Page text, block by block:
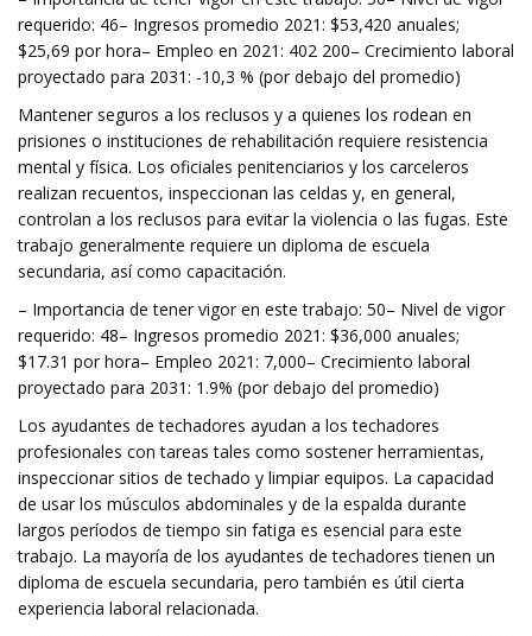
requerido: 46– Ingresos promedio 2021: $53,420 anuales;
$25,69 por hora– Empleo en 2021: 402 200– Crecimiento laboral
proyectado para 2031: -10,3 % (por debajo del promedio)
Mantener seguros a los reclusos y a quienes los rodean en
prisiones o instituciones de rehabilitación requiere resistencia
mental y física. Los oficiales penitenciarios y los carceleros
realizan recuentos, inspeccionan las celdas y, en general,
controlan a los reclusos para evitar la violencia o las fugas. Este
trabajo generalmente requiere un diploma de escuela
secundaria, así como capacitación.
– Importancia de tener vigor en este trabajo: 50– Nivel de vigor
requerido: 48– Ingresos promedio 2021: $36,000 anuales;
$17.31 por hora– Empleo 2021: 7,000– Crecimiento laboral
proyectado para 2031: 1.9% (por debajo del promedio)
Los ayudantes de techadores ayudan a los techadores
profesionales con tareas tales como sostener herramientas,
inspeccionar sitios de techado y limpiar equipos. La capacidad
de usar los músculos abdominales y de la espalda durante
largos períodos de tiempo sin fatiga es esencial para este
trabajo. La mayoría de los ayudantes de techadores tienen un
diploma de escuela secundaria, pero también es útil cierta
experiencia laboral relacionada.